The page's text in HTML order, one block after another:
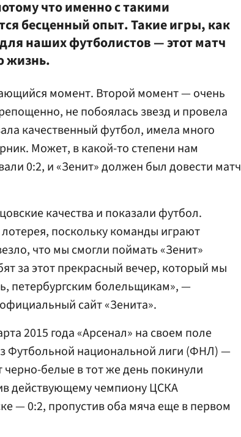
что именно с такими
бесценный опыт. Такие игры, как
наших футболистов — этот матч
жизнь.
момент. Второй момент — очень
не побоялась звезд и провела
качественный футбол, имела много
Может, в какой-то степени нам
0:2, и «Зенит» должен был довести матч
качества и показали футбол.
поскольку команды играют
что мы смогли поймать «Зенит»
за этот прекрасный вечер, который мы
петербургским болельщикам», —
сайт «Зенита».
2015 года «Арсенал» на своем поле
Футбольной национальной лиги (ФНЛ) —
черно-белые в тот же день покинули
действующему чемпиону ЦСКА
— 0:2, пропустив оба мяча еще в первом